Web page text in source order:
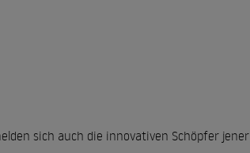
sich auch die innovativen Schöpfer jener